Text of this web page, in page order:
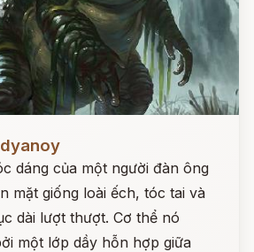
dáng của một người đàn ông
mặt giống loài ếch, tóc tai và
dài lượt thượt. Cơ thể nó
một lớp dầy hỗn hợp giữa